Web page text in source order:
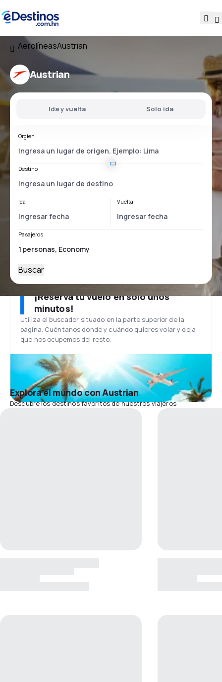
AerolíneasAustrian
Austrian
Ida y vuelta Solo ida
Orgien
Destino
Ida Vuelta
Pasajeros
Buscar
¡Reserva tu vuelo en solo unos
minutos!
Utiliza el buscador situado en la parte superior de la
página. Cuéntanos dónde y cuándo quieres volar y deja
que nos ocupemos del resto.
Explora el mundo con Austrian
Descubre los destinos favoritos de nuestros viajeros